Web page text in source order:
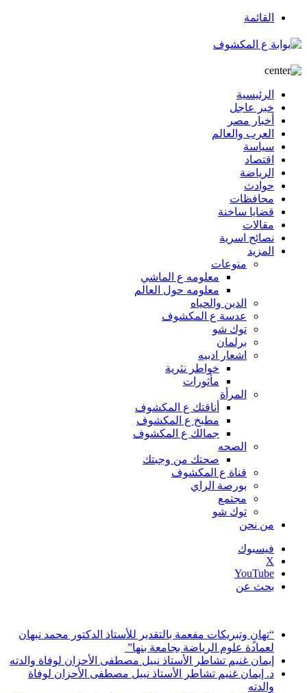
القائمة
الرئيسية
خبر عاجل
أخبار مصر
العرب والعالم
سياسة
اقتصاد
الرياضة
حوادث
محافظات
قضايا ساخنة
مقالات
نصائح اسرية
المزيد
منوعات
معلومه ع الماشي
معلومه حول العالم
الدين والحياه
عدسة ع المكشوف
توك شو
برلمان
اشعار ادبيه
خواطر نثرية
مأثورات
المرأة
أناقتك ع المكشوف
مطبخ ع المكشوف
جمالك ع المكشوف
الصحه
صحتك من وجبتك
قناة ع المكشوف
بورصة الراي
مجتمع
توك شو
من نحن
فيسبوك
‫X
‫YouTube
بحث عن
“تهانٍ وتبريكات مفعمة بالتقدير للأستاذ الدكتور محمد نبهان
لعمادة علوم الرياضة بجامعة بنها”
إيمان غنيم تشاطر الأستاذ نبيل مصطفى الأحزان لوفاة والدته
د. إيمان غنيم تشاطر الأستاذ نبيل مصطفى الأحزان لوفاة
والدته